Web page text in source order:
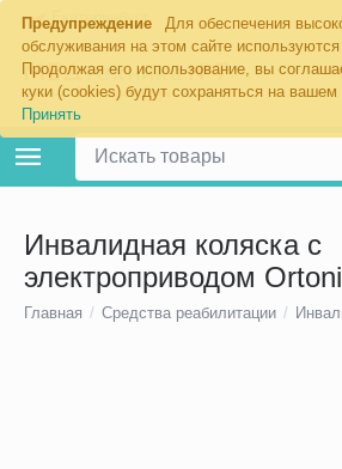
Предупреждение
Для обеспечения
обслуживания на этом сайте
Продолжая его использование, вы
куки (cookies) будут сохраняться на
Принять
Екатеринбург
Инвалидная коляска с
электроприводом
Главная / Средства реабилитации /